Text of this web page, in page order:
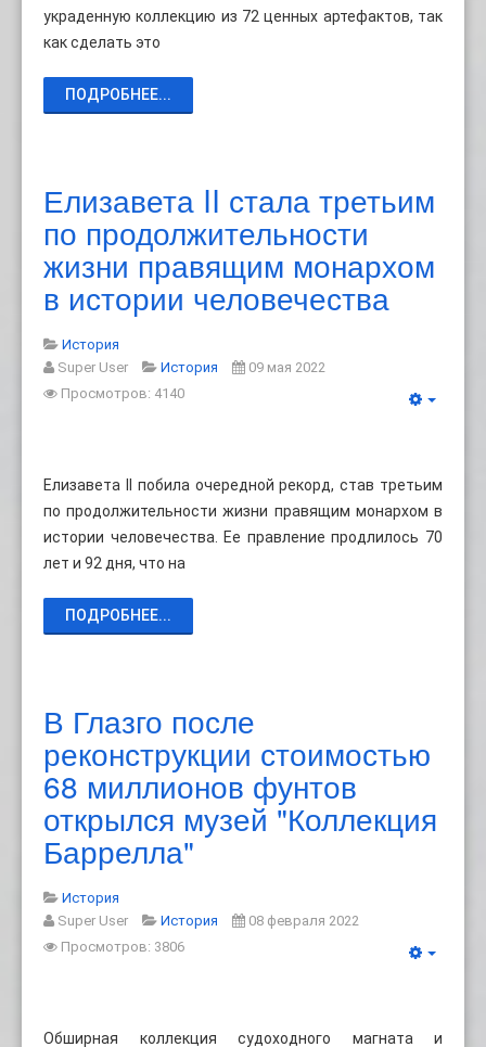
украденную коллекцию из 72 ценных артефактов, так
как сделать это
ПОДРОБНЕЕ...
Елизавета II стала третьим
по продолжительности
жизни правящим монархом
в истории человечества
История
Super User
История
09 мая 2022
Просмотров: 4140
Елизавета II побила очередной рекорд, став третьим
по продолжительности жизни правящим монархом в
истории человечества. Ее правление продлилось 70
лет и 92 дня, что на
ПОДРОБНЕЕ...
В Глазго после
реконструкции стоимостью
68 миллионов фунтов
открылся музей "Коллекция
Баррелла"
История
Super User
История
08 февраля 2022
Просмотров: 3806
Обширная коллекция судоходного магната и